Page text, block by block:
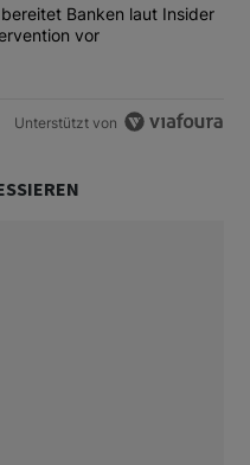
Finanzministerium bereitet
Banken laut Insider
vor
Unterstützt von